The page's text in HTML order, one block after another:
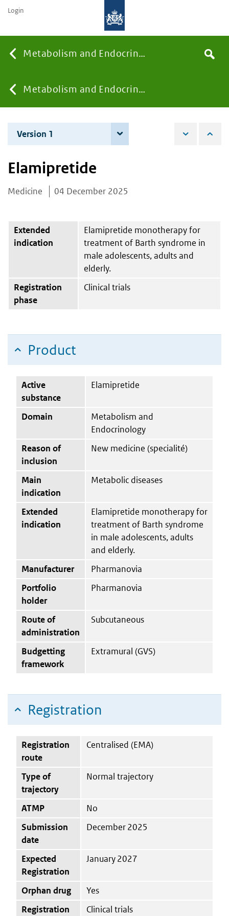
Metabolism and Endocrinology
You
are
here:
Metabolism and Endocrinology
the
Search
Login
Version 1
Elamipretide
Medicine 04 December 2025
Extended
indication
Elamipretide monotherapy for
treatment of Barth syndrome in
male adolescents, adults and
elderly.
Registration
phase
Clinical trials
Product
Active
substance
Elamipretide
Domain
Metabolism and
Endocrinology
Reason of
inclusion
New medicine (specialité)
Main
indication
Metabolic diseases
Extended
indication
Elamipretide monotherapy for
treatment of Barth syndrome
in male adolescents, adults
and elderly.
Manufacturer
Pharmanovia
Portfolio
holder
Pharmanovia
Route of
administration
Subcutaneous
Budgetting
framework
Extramural (GVS)
Registration
Registration
route
Centralised (EMA)
Type of
trajectory
Normal trajectory
ATMP
No
Submission
date
December 2025
Expected
Registration
January 2027
Orphan drug
Yes
Registration
Clinical trials